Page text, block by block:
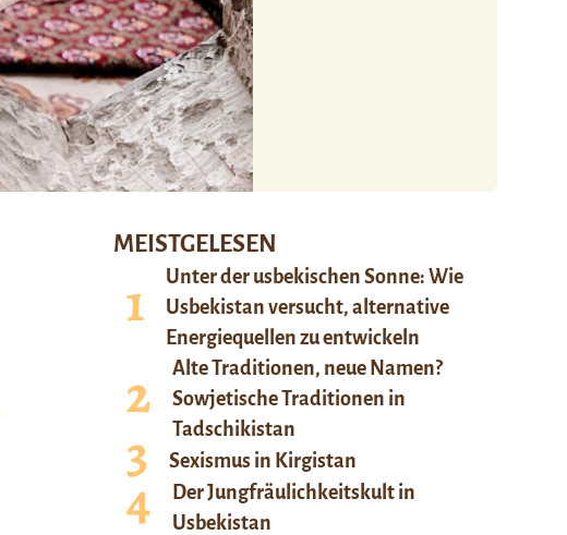
MEISTGELESEN
Unter der usbekischen Sonne: Wie
Usbekistan versucht, alternative
Energiequellen zu entwickeln
Alte Traditionen, neue Namen?
Sowjetische Traditionen in
Tadschikistan
Sexismus in Kirgistan
Der Jungfräulichkeitskult in
Usbekistan